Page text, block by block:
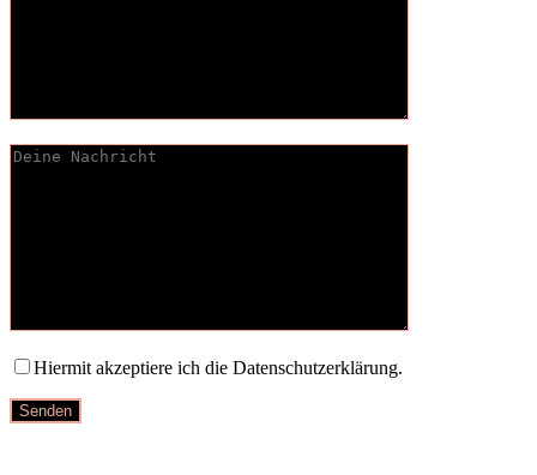
Hiermit akzeptiere ich die Datenschutzerklärung.